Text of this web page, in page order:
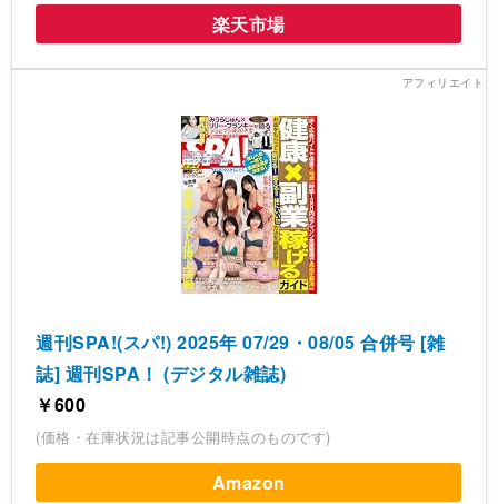
楽天市場
週刊SPA!(スパ!) 2025年 07/29・08/05 合併号 [雑
誌] 週刊SPA！ (デジタル雑誌)
￥600
(価格・在庫状況は記事公開時点のものです)
Amazon